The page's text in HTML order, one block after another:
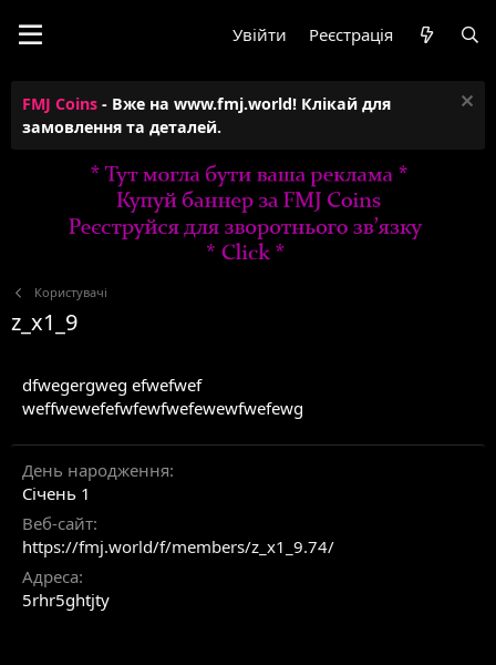
Увійти Реєстрація
FMJ Coins - Вже на www.fmj.world! Клікай для
замовлення та деталей.
Користувачі
z_x1_9
dfwegergweg efwefwef
weffwewefefwfewfwefewewfwefewg
День народження
Січень 1
Веб-сайт
https://fmj.world/f/members/z_x1_9.74/
Адреса
5rhr5ghtjty